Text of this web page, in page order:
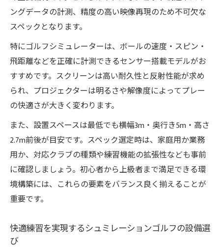
ングデータの計測、精度の高い映像再現のため不可欠な
スペックとなります。
特にゴルフシミュレーターは、ボールの速度・スピン・
飛距離などを正確に計測できるセンサー搭載モデルがお
すすめです。スクリーンは高い耐久性と反射性能が求め
られ、プロジェクターは明るさや解像度によってプレー
の快適さが大きく変わります。
また、設置スペースは最低でも横幅3m・奥行き5m・高さ
2.7m前後が目安です。スペック選定時は、家庭用か業務
用か、対応クラブの種類や練習機能の拡張性なども事前
に確認しましょう。初心者から上級者まで満足できる環
境構築には、これらの要素をバランス良く揃えることが
重要です。
快適練習を実現するシュミレーションゴルフの設備選
び